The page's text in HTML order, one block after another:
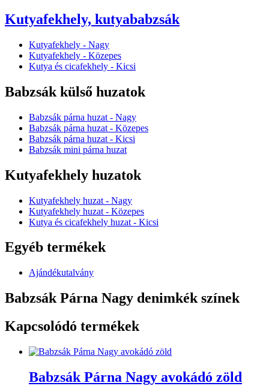
Kutyafekhely, kutyababzsák
Kutyafekhely - Nagy
Kutyafekhely - Közepes
Kutya és cicafekhely - Kicsi
Babzsák külső huzatok
Babzsák párna huzat - Nagy
Babzsák párna huzat - Közepes
Babzsák párna huzat - Kicsi
Babzsák mini párna huzat
Kutyafekhely huzatok
Kutyafekhely huzat - Nagy
Kutyafekhely huzat - Közepes
Kutya és cicafekhely huzat - Kicsi
Egyéb termékek
Ajándékutalvány
Babzsák Párna Nagy denimkék színek
Kapcsolódó termékek
Babzsák Párna Nagy avokádó zöld